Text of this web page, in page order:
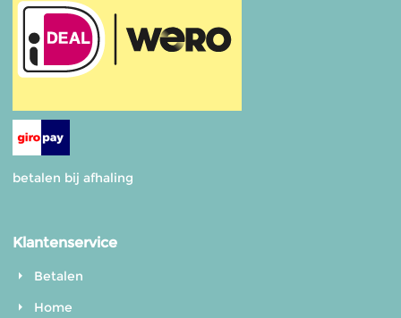
betalen bij afhaling
Klantenservice
Betalen
Home